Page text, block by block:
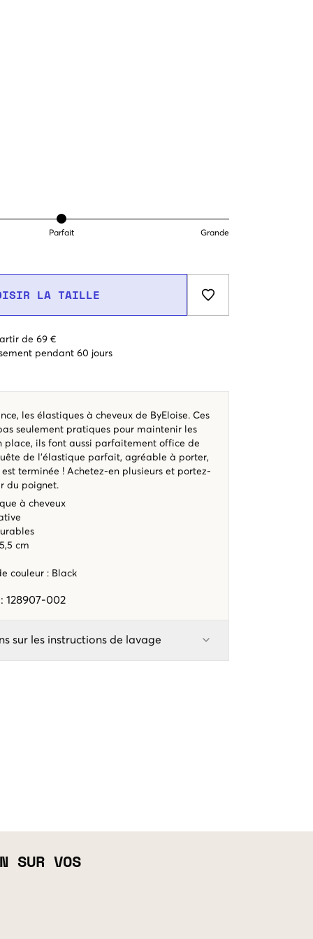
Parfait Grande
LA TAILLE
de 69 €
pendant 60 jours
les élastiques à cheveux de ByEloise. Ces
seulement pratiques pour maintenir les
place, ils font aussi parfaitement office de
de l’élastique parfait, agréable à porter,
terminée ! Achetez-en plusieurs et portez-
du poignet.
à cheveux
cm
couleur : Black
: 128907-002
sur les instructions de lavage
SUR VOS